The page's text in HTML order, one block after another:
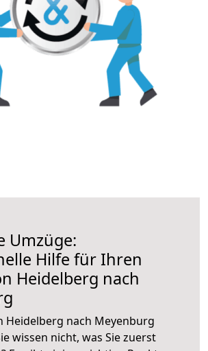
Umzüge:
Hilfe für Ihren
Heidelberg nach
Heidelberg nach Meyenburg
wissen nicht, was Sie zuerst